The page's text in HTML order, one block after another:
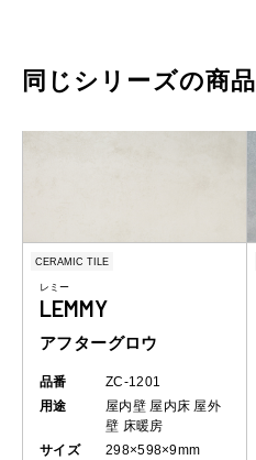
同じシリーズの商品
CERAMIC TILE
レミー
LEMMY
アフターグロウ
品番
ZC-1201
用途
屋内壁 屋内床 屋外
壁 床暖房
サイズ
298×598×9mm